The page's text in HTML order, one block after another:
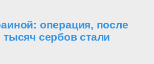
операция, после
тысяч сербов стали